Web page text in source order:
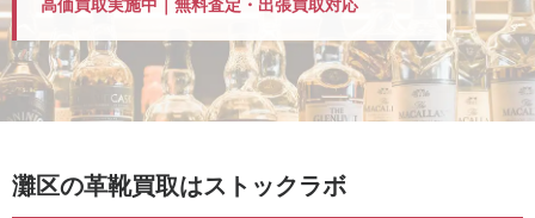
高価買取実施中｜無料査定・出張買取対応
灘区の革靴買取はストックラボ